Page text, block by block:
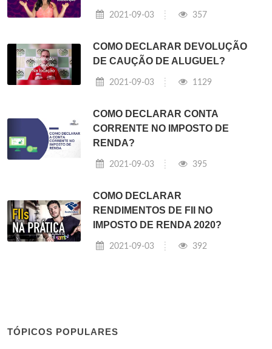
2021-09-03 357
COMO DECLARAR DEVOLUÇÃO
DE CAUÇÃO DE ALUGUEL?
2021-09-03 1129
COMO DECLARAR CONTA
CORRENTE NO IMPOSTO DE
RENDA?
2021-09-03 395
COMO DECLARAR
RENDIMENTOS DE FII NO
IMPOSTO DE RENDA 2020?
2021-09-03 392
TÓPICOS POPULARES